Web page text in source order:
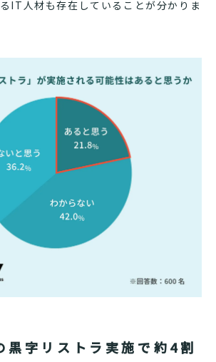
IT人材も存在していることが分かりま
黒字リストラ実施で約4割